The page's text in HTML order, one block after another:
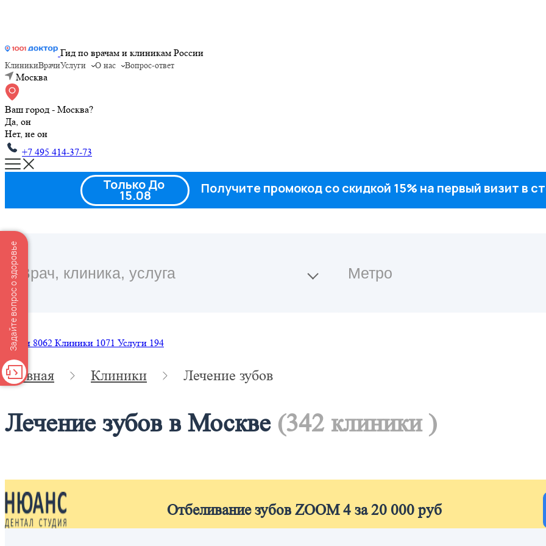
Гид по врачам и клиникам России
КлиникиВрачиУслуги О нас Вопрос-ответ
Москва
Ваш город - Москва?
Да, он
Нет, не он
+7 495 414-37-73
Врачи 8062 Клиники 1071 Услуги 194
Главная Клиники Лечение зубов
Лечение зубов в Москве (342 клиники )
Отбеливание зубов ZOOM 4 за 20 000 руб
Только До
15.08 Получите промокод со скидкой 15% на первый визит в
Задайте вопрос о здоровье